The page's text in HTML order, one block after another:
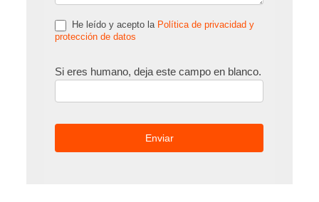
He leído y acepto la Política de privacidad y
protección de datos
Si eres humano, deja este campo en blanco.